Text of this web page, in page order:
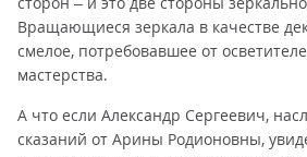
Вращающиеся зеркала в качестве
смелое, потребовавшее от
мастерства.
А что если Александр Сергеевич,
сказаний от Арины Родионовны,